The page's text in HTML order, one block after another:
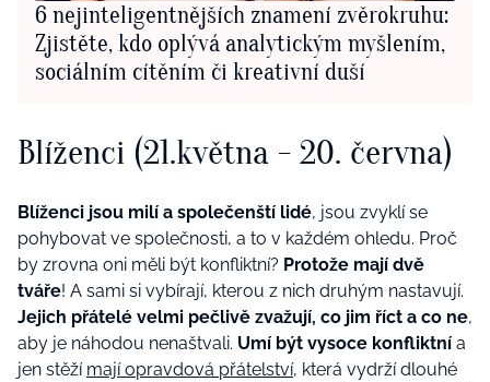
6 nejinteligentnějších znamení zvěrokruhu:
Zjistěte, kdo oplývá analytickým myšlením,
sociálním cítěním či kreativní duší
Blíženci (21.května - 20. června)
Blíženci jsou milí a společenští lidé, jsou zvyklí se
pohybovat ve společnosti, a to v každém ohledu. Proč
by zrovna oni měli být konfliktní? Protože mají dvě
tváře! A sami si vybírají, kterou z nich druhým nastavují.
Jejich přátelé velmi pečlivě zvažují, co jim říct a co ne,
aby je náhodou nenaštvali. Umí být vysoce konfliktní a
jen stěží mají opravdová přátelství, která vydrží dlouhé